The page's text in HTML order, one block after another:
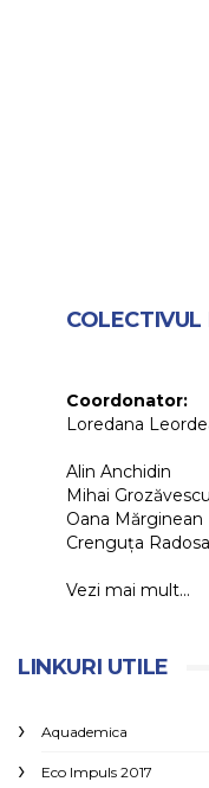
Coordonator:
Loredana
Alin Anchidin
Mihai Grozăvescu
Oana Mărginean
Crenguța
Vezi mai mult...
LINKURI UTILE
Aquademica
Eco Impuls 2017